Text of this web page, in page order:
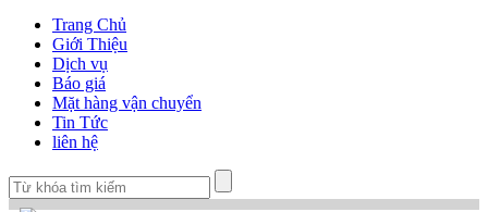
Trang Chủ
Giới Thiệu
Dịch vụ
Báo giá
Mặt hàng vận chuyển
Tin Tức
liên hệ